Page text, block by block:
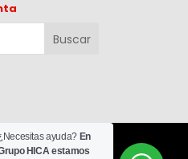
ayuda? En
HICA estamos